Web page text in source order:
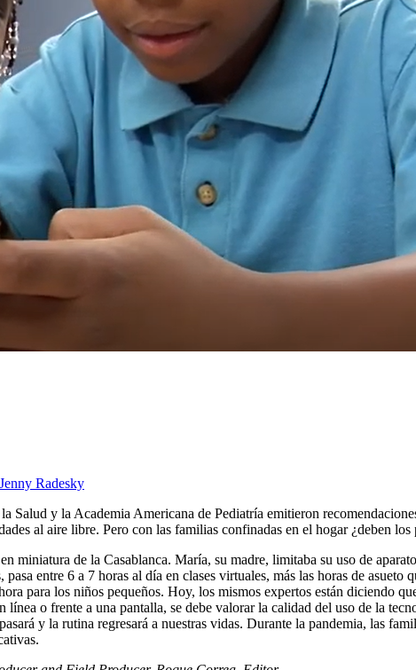
Radesky
y la Academia Americana de Pediatría emitieron
al aire libre. Pero con las familias confinadas en el hogar ¿deben los
miniatura de la Casablanca. María, su madre, limitaba su uso de
entre 6 a 7 horas al día en clases virtuales, más las horas de asueto
para los niños pequeños. Hoy, los mismos expertos están diciendo
o frente a una pantalla, se debe valorar la calidad del uso de la
y la rutina regresará a nuestras vidas. Durante la pandemia, las